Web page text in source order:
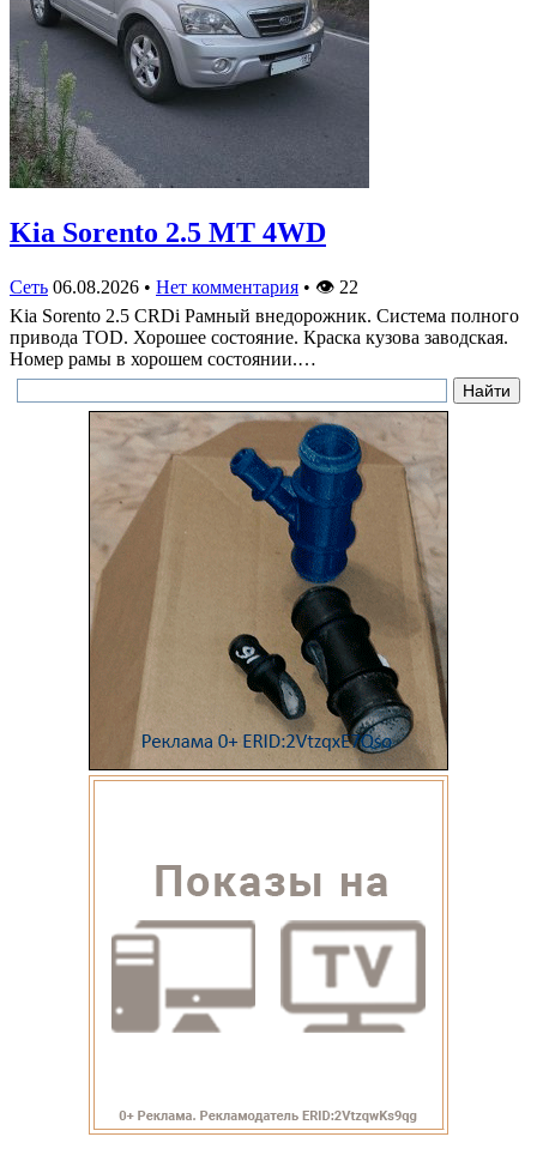
Kia Sorento 2.5 MT 4WD
Сеть 06.08.2026 • Нет комментария • 👁 22
Kia Sorento 2.5 CRDi Рамный внедорожник. Система полного
привода TOD. Хорошее состояние. Краска кузова заводская.
Номер рамы в хорошем состоянии.…